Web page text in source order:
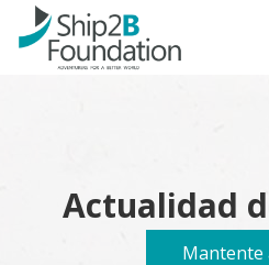
Actualidad
Mantente